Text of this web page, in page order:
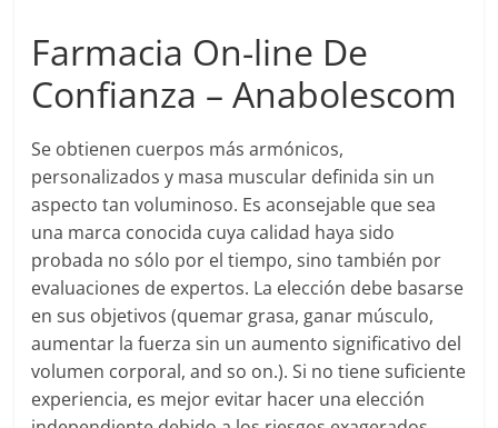
Farmacia On-line De
Confianza – Anabolescom
Se obtienen cuerpos más armónicos,
personalizados y masa muscular definida sin un
aspecto tan voluminoso. Es aconsejable que sea
una marca conocida cuya calidad haya sido
probada no sólo por el tiempo, sino también por
evaluaciones de expertos. La elección debe basarse
en sus objetivos (quemar grasa, ganar músculo,
aumentar la fuerza sin un aumento significativo del
volumen corporal, and so on.). Si no tiene suficiente
experiencia, es mejor evitar hacer una elección